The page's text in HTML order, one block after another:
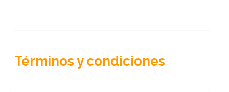
Términos y condiciones